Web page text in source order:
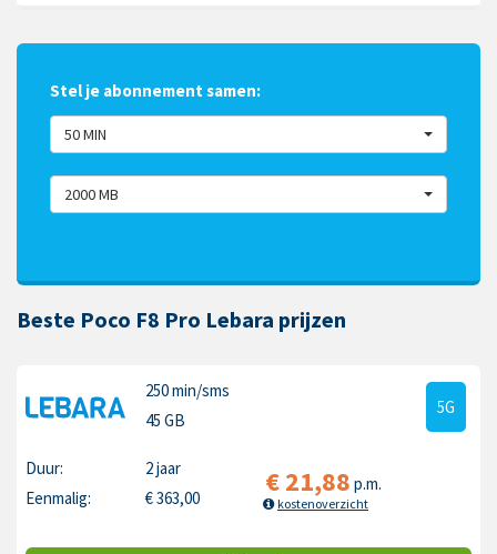
Stel je abonnement samen:
50 MIN
2000 MB
Beste Poco F8 Pro Lebara prijzen
250 min/sms
45 GB
5G
Duur:
2 jaar
Eenmalig:
€363,00 €21,88 p.m.
kostenoverzicht